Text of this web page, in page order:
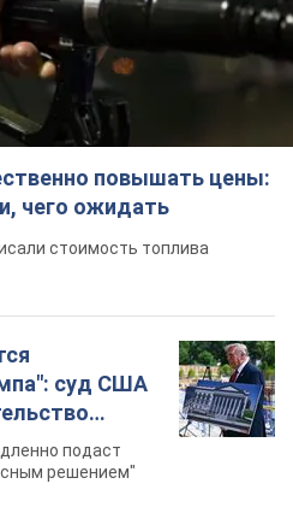
повышать цены:
чего ожидать
стоимость топлива
суд США
400 млн
подаст
решением"